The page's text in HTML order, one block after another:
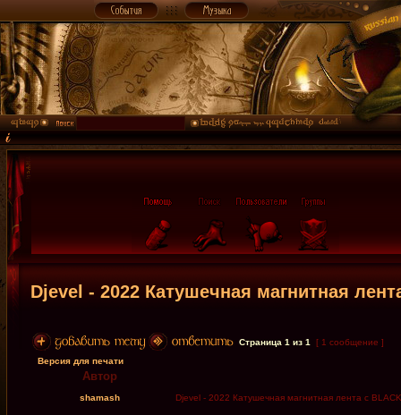
Djevel - 2022 Катушечная магнитная
Страница 1 из 1
[ 1 сообщение ]
Версия для печати
Автор
shamash Djevel - 2022 Катушечная магнитная лента с